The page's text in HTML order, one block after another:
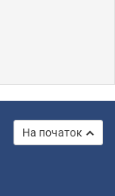
На початок